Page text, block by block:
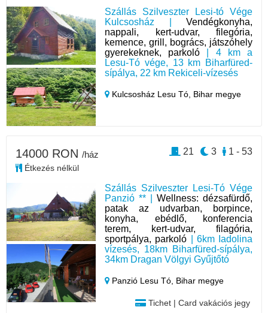
Szállás Szilveszter Lesi-tó Vége
Kulcsosház | Vendégkonyha,
nappali, kert-udvar, filegória,
kemence, grill, bogrács, játszóhely
gyerekeknek, parkoló | 4 km a
Lesu-Tó vége, 13 km Biharfüred-
sípálya, 22 km Rekiceli-vízesés
Kulcsosház Lesu Tó, Bihar megye
Szállás Szilveszter Lesi-Tó Vége
Panzió ** |Wellness: dézsafürdő,
patak az udvarban, borpince,
konyha, ebédlő, konferencia
terem, kert-udvar, filagória,
sportpálya, parkoló | 6km Iadolina
vízesés, 18km Biharfüred-sípálya,
34km Dragan Völgyi Gyűjtőtó
Panzió Lesu Tó, Bihar megye
Tichet | Card vakációs jegy
14000 RON /ház
Étkezés nélkül
1 - 53
3
21